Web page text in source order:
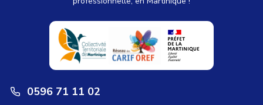
0596 71 11 02